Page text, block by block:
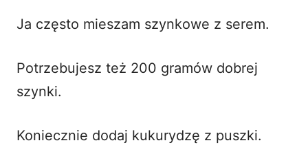
Ja często mieszam szynkowe z serem.
Potrzebujesz też 200 gramów dobrej
szynki.
Koniecznie dodaj kukurydzę z puszki.